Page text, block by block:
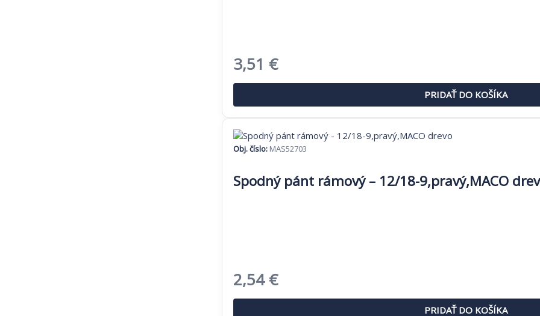
Pôvodná
cena
bola:
5,40 €.
3,51 €Aktuálna
cena
je:
3,51 €.
PRIDAŤ DO KOŠÍKA
Obj. číslo: MAS52703
Spodný pánt rámový – 12/18-9,pravý,MACO
Pôvodná
cena
2,54€Aktuálna
cena
PRIDAŤ DO KOŠÍKA